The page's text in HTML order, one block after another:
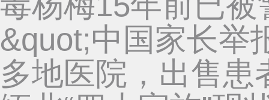
&quot;中国家长举
多地医院，出售患